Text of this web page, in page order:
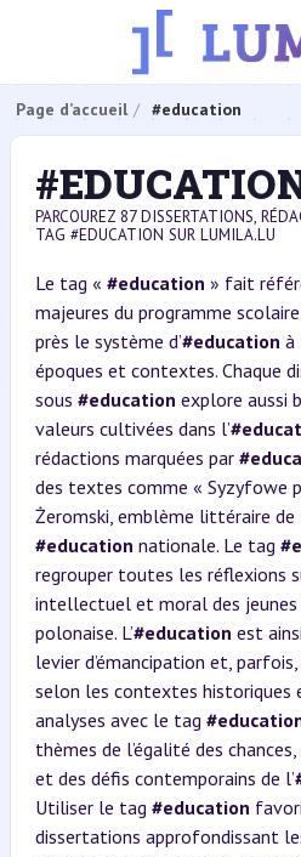
Page d’accueil #education
PARCOUREZ 87 DISSERTATIONS,
TAG #EDUCATION SUR LUMILA.LU
Le tag « #education » fait
majeures du programme
près le système d’#education à
époques et contextes. Chaque
sous #education explore aussi
valeurs cultivées dans l’
rédactions marquées par
des textes comme « Syzyfowe
Żeromski, emblème littéraire
#education nationale. Le tag
regrouper toutes les réflexions
intellectuel et moral des
polonaise. L’#education est
levier d’émancipation et,
selon les contextes historiques
analyses avec le tag
thèmes de l’égalité des
et des défis contemporains de l’
Utiliser le tag #education
dissertations approfondissant